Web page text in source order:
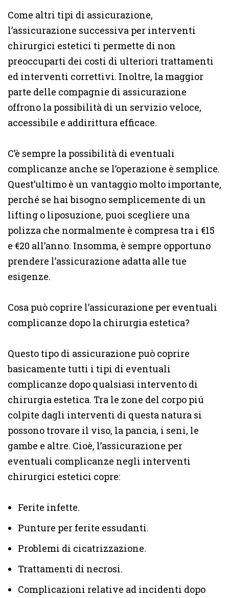
Come altri tipi di assicurazione,
l’assicurazione successiva per interventi
chirurgici estetici ti permette di non
preoccuparti dei costi di ulteriori trattamenti
ed interventi correttivi. Inoltre, la maggior
parte delle compagnie di assicurazione
offrono la possibilità di un servizio veloce,
accessibile e addirittura efficace.
C’è sempre la possibilità di eventuali
complicanze anche se l’operazione è semplice.
Quest’ultimo è un vantaggio molto importante,
perché se hai bisogno semplicemente di un
lifting o liposuzione, puoi scegliere una
polizza che normalmente è compresa tra i €15
e €20 all’anno. Insomma, è sempre opportuno
prendere l’assicurazione adatta alle tue
esigenze.
Cosa può coprire l’assicurazione per eventuali
complicanze dopo la chirurgia estetica?
Questo tipo di assicurazione può coprire
basicamente tutti i tipi di eventuali
complicanze dopo qualsiasi intervento di
chirurgia estetica. Tra le zone del corpo piú
colpite dagli interventi di questa natura si
possono trovare il viso, la pancia, i seni, le
gambe e altre. Cioè, l’assicurazione per
eventuali complicanze negli interventi
chirurgici estetici copre:
Ferite infette.
Punture per ferite essudanti.
Problemi di cicatrizzazione.
Trattamenti di necrosi.
Complicazioni relative ad incidenti dopo